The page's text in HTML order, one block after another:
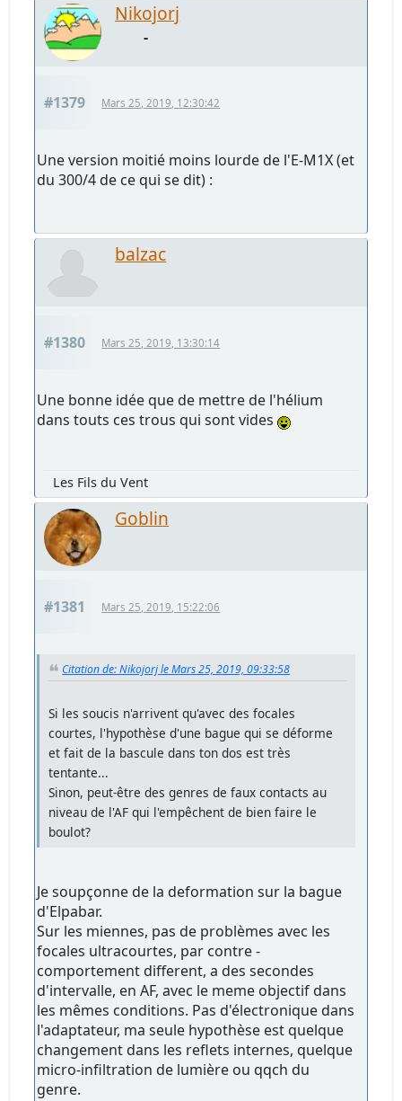
Nikojorj
-
#1379 Mars 25, 2019, 12:30:42
Une version moitié moins lourde de l'E-M1X (et
du 300/4 de ce qui se dit) :
balzac
#1380 Mars 25, 2019, 13:30:14
Une bonne idée que de mettre de l'hélium
dans touts ces trous qui sont vides
Les Fils du Vent
Goblin
#1381 Mars 25, 2019, 15:22:06
Citation de: Nikojorj le Mars 25, 2019, 09:33:58
Si les soucis n'arrivent qu'avec des focales
courtes, l'hypothèse d'une bague qui se déforme
et fait de la bascule dans ton dos est très
tentante...
Sinon, peut-être des genres de faux contacts au
niveau de l'AF qui l'empêchent de bien faire le
boulot?
Je soupçonne de la deformation sur la bague
d'Elpabar.
Sur les miennes, pas de problèmes avec les
focales ultracourtes, par contre -
comportement different, a des secondes
d'intervalle, en AF, avec le meme objectif dans
les mêmes conditions. Pas d'électronique dans
l'adaptateur, ma seule hypothèse est quelque
changement dans les reflets internes, quelque
micro-infiltration de lumière ou qqch du
genre.